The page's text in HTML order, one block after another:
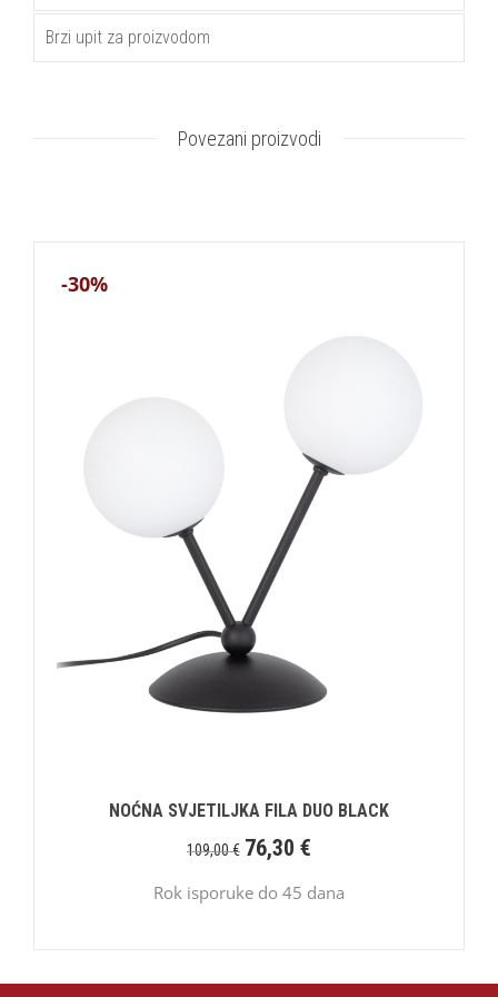
Brzi upit za proizvodom
Povezani proizvodi
-30%
NOĆNA SVJETILJKA FILA DUO BLACK
109,00€ 76,30 €
Rok isporuke do 45 dana